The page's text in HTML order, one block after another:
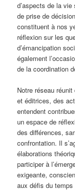
d’aspects de la
de prise de
constituent à nos
réflexion sur les
d’émancipation
également
de la coordination
Notre réseau
et éditrices, des
entendent
un espace de
des différences,
confrontation. Il
élaborations
participer à
exigeante,
aux défis du temps